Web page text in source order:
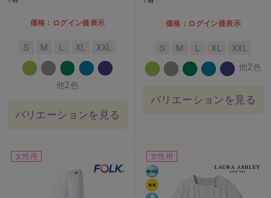
価格：ログイン後表示
S M L XL XXL
他2色
バリエーションを見る
価格：ログイン後表示
S M L XL
XXL
他2色
バリエーションを見る
女性用 女性用